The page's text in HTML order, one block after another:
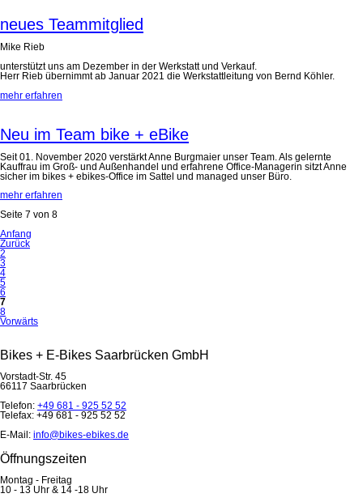
neues Teammitglied
Mike Rieb
unterstützt uns am Dezember in der Werkstatt und Verkauf.
Herr Rieb übernimmt ab Januar 2021 die Werkstattleitung von Bernd Köhler.
mehr erfahren
Neu im Team bike + eBike
Seit 01. November 2020 verstärkt Anne Burgmaier unser Team. Als gelernte
Kauffrau im Groß- und Außenhandel und erfahrene Office-Managerin sitzt Anne
sicher im bikes + ebikes-Office im Sattel und managed unser Büro.
mehr erfahren
Seite 7 von 8
Anfang
Zurück
2
3
4
5
6
7
8
Vorwärts
Bikes + E-Bikes Saarbrücken GmbH
Vorstadt-Str. 45
66117 Saarbrücken
Telefon: +49 681 - 925 52 52
Telefax: +49 681 - 925 52 52
E-Mail: info@bikes-ebikes.de
Öffnungszeiten
Montag - Freitag
10 - 13 Uhr & 14 -18 Uhr